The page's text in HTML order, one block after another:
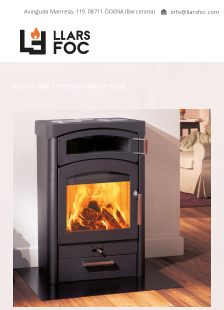
Avinguda Manresa, 119. 08711 ÒDENA (Barcelona) info@llarsfoc.com